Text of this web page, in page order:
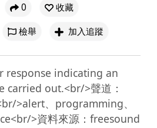
0
收藏
檢舉 加入追蹤
response indicating an
carried out.<br/>聲道：
>alert、programming、
>資料來源：freesound